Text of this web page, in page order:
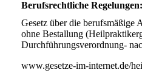
Berufsrechtliche Regelungen:
Gesetz über die berufsmäßige
ohne Bestallung
Durchführungsverordnung-
www.gesetze-im-internet.de/